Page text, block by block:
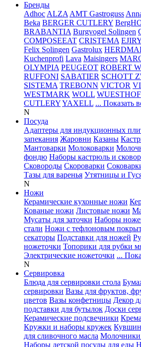
Бренды
Adhoc ALZA AMT Gastroguss
Beka BERGER CUTLERY
BRABANTIA Burgvogel Solingen
COMPOSEEAT CRISTEMA
Felix Solingen Gastrolux
Kuchenprofi Lava Maisingers
OLYMPIA PEUGEOT ROBERT
RUFFONI SABATIER SCHOTT
SISTEMA TREBONN VICTOR
WESTMARK WOLL WUESTHOF
CUTLERYYAXELL ... Показать
N
Посуда
Адаптеры для индукционных
запекания Жаровни Казаны
Мантоварки Молоковарки
фондю Наборы кастрюль и
Сковороды Скороварки
Тазы для варенья Утятницы и
N
Ножи
Керамические кухонные ножи
Кованые ножи Листовые ножи
Мусаты для заточки Наборы
стали Ножи с тефлоновым
секаторы Подставки для ножей
ножеточки Топорики для рубки
Электрические ножеточки ...
N
Сервировка
Блюда для сервировки стола
сервировки Вазы для фруктов,
цветов Вазы конфетницы Декор
подставки для бутылок Доски
Керамические подсвечники
Кружки и наборы кружек
для сливочного масла Молочники
Наборы детской посуды для еды